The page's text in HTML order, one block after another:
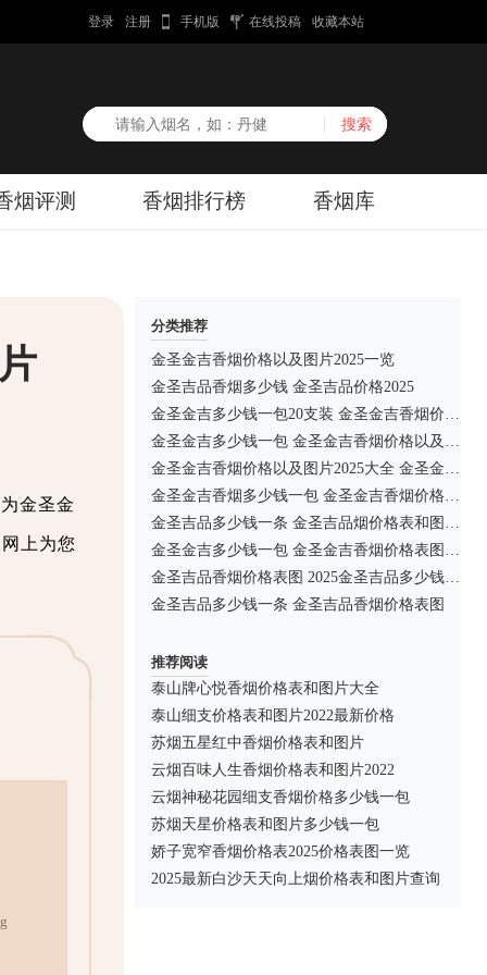
登录 注册 手机版 在线投稿 收藏本站
烟评测 香烟排行榜 香烟库
金圣金
上为您
分类推荐
金圣金吉香烟价格以及图片2025一览
金圣吉品香烟多少钱 金圣吉品价格2025
金圣金吉多少钱一包20支装 金圣金吉香烟价格以及图片
金圣金吉多少钱一包 金圣金吉香烟价格以及图片
金圣金吉香烟价格以及图片2025大全 金圣金吉多少钱一包20支装
金圣金吉香烟多少钱一包 金圣金吉香烟价格以及图片
金圣吉品多少钱一条 金圣吉品烟价格表和图片一览
金圣金吉多少钱一包 金圣金吉香烟价格表图一览
金圣吉品香烟价格表图 2025金圣吉品多少钱一条
金圣吉品多少钱一条 金圣吉品香烟价格表图
推荐阅读
泰山牌心悦香烟价格表和图片大全
泰山细支价格表和图片2022最新价格
苏烟五星红中香烟价格表和图片
云烟百味人生香烟价格表和图片2022
云烟神秘花园细支香烟价格多少钱一包
苏烟天星价格表和图片多少钱一包
娇子宽窄香烟价格表2025价格表图一览
2025最新白沙天天向上烟价格表和图片查询